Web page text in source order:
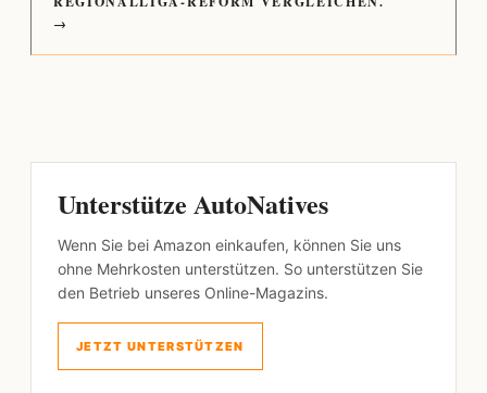
→
Unterstütze AutoNatives
Wenn Sie bei Amazon einkaufen, können Sie uns
ohne Mehrkosten unterstützen. So unterstützen Sie
den Betrieb unseres Online-Magazins.
JETZT UNTERSTÜTZEN